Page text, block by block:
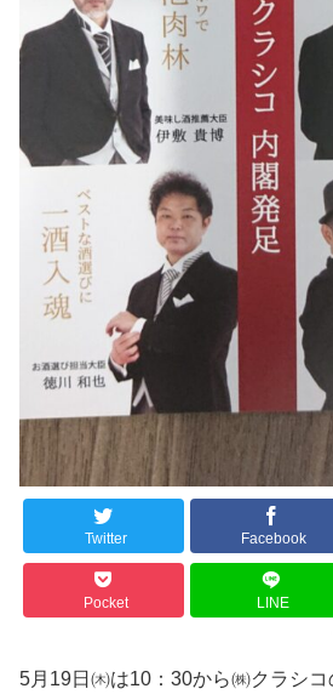
Twitter Facebook
Pocket LINE
5月19日㈭は10：30から㈱クラシコ